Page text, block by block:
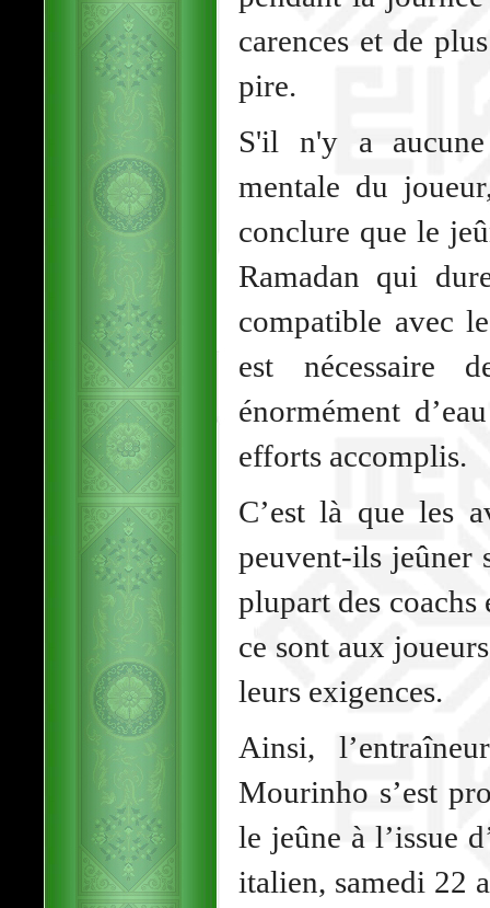
carences et de
pire.
S'il n'y a
mentale du
conclure que le
Ramadan qui
compatible avec
est nécessaire
énormément
efforts accomplis.
C’est là que les
peuvent-ils jeûner
plupart des coachs
ce sont aux
leurs exigences.
Ainsi,
Mourinho s’est
le jeûne à l’issue
italien, samedi 22